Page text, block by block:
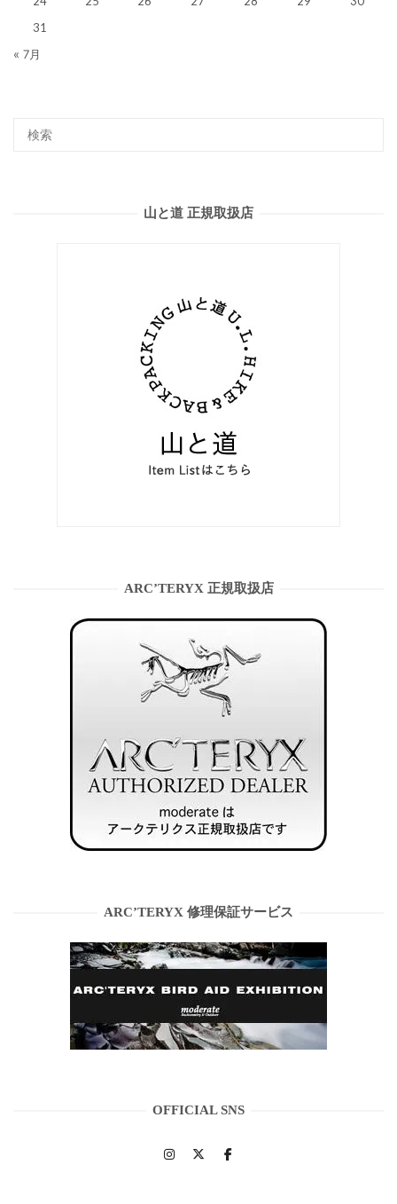
31
« 7月
山と道 正規取扱店
ARC’TERYX 正規取扱店
ARC’TERYX 修理保証サービス
OFFICIAL SNS